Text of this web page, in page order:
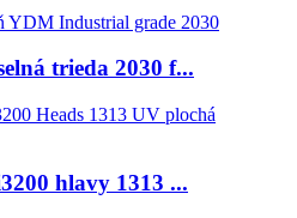
trieda 2030 f...
hlavy 1313 ...